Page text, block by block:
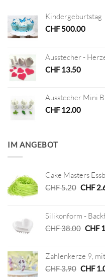
Kindergeburtstag
CHF500.00
Ausstecher -
CHF13.50
Ausstecher Mini
CHF12.00
IM ANGEBOT
Cake Masters
CHF5.20
CHF
CHF
Silikonform -
CHF38.00
CHF
CHF
Zahlenkerze 9,
CHF3.90 CHF